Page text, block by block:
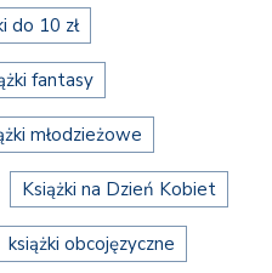
do 10 zł
fantasy
młodzieżowe
Książki na Dzień Kobiet
książki obcojęzyczne